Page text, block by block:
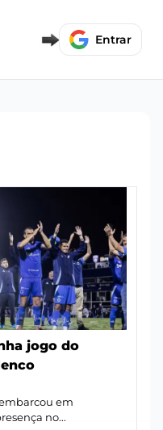
Entrar
jogo do
em
no...